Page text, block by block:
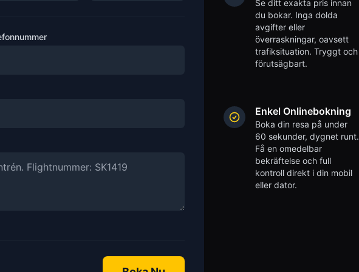
Se ditt exakta pris innan
du bokar. Inga dolda
avgifter eller
överraskningar, oavsett
trafiksituation. Tryggt och
förutsägbart.
Enkel Onlinebokning
Boka din resa på under
60 sekunder, dygnet runt.
Få en omedelbar
bekräftelse och full
kontroll direkt i din mobil
eller dator.